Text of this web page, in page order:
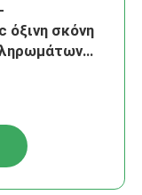
όξινη σκόνη